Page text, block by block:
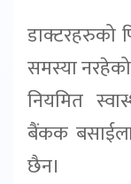
डाक्टरहरुको
समस्या
नियमित
बैंकक
छैन।